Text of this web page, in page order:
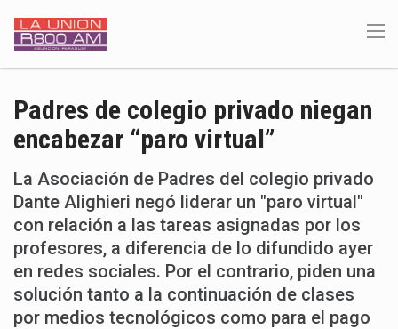
Padres de colegio privado niegan
encabezar “paro virtual”
La Asociación de Padres del colegio privado
Dante Alighieri negó liderar un "paro virtual"
con relación a las tareas asignadas por los
profesores, a diferencia de lo difundido ayer
en redes sociales. Por el contrario, piden una
solución tanto a la continuación de clases
por medios tecnológicos como para el pago